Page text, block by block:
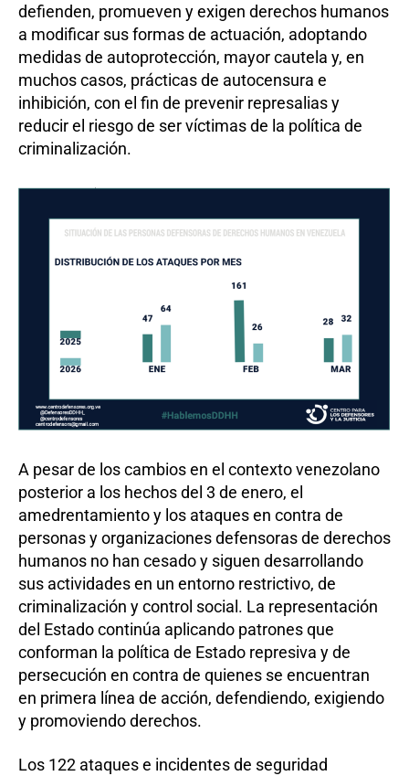
defienden, promueven y exigen derechos humanos
a modificar sus formas de actuación, adoptando
medidas de autoprotección, mayor cautela y, en
muchos casos, prácticas de autocensura e
inhibición, con el fin de prevenir represalias y
reducir el riesgo de ser víctimas de la política de
criminalización.
A pesar de los cambios en el contexto venezolano
posterior a los hechos del 3 de enero, el
amedrentamiento y los ataques en contra de
personas y organizaciones defensoras de derechos
humanos no han cesado y siguen desarrollando
sus actividades en un entorno restrictivo, de
criminalización y control social. La representación
del Estado continúa aplicando patrones que
conforman la política de Estado represiva y de
persecución en contra de quienes se encuentran
en primera línea de acción, defendiendo, exigiendo
y promoviendo derechos.
Los 122 ataques e incidentes de seguridad